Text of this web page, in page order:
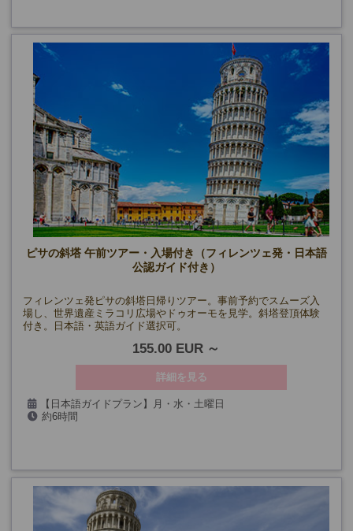
ピサの斜塔 午前ツアー・入場付き（フィレンツェ発・日本語
公認ガイド付き）
フィレンツェ発ピサの斜塔日帰りツアー。事前予約でスムーズ入
場し、世界遺産ミラコリ広場やドゥオーモを見学。斜塔登頂体験
付き。日本語・英語ガイド選択可。
155.00 EUR
詳細を見る
【日本語ガイドプラン】月・水・土曜日
7/23、8/7・20・27、9/3・24、10/1・8・15
約6時間